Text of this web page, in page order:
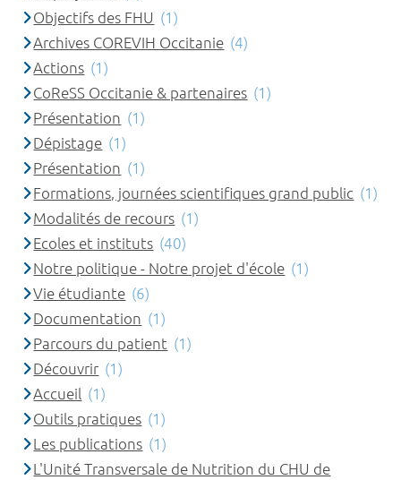
Objectifs des FHU (1)
Archives COREVIH Occitanie (4)
Actions (1)
CoReSS Occitanie & partenaires (1)
Présentation (1)
Dépistage (1)
Présentation (1)
Formations, journées scientifiques grand public (1)
Modalités de recours (1)
Ecoles et instituts (40)
Notre politique - Notre projet d'école (1)
Vie étudiante (6)
Documentation (1)
Parcours du patient (1)
Découvrir (1)
Accueil (1)
Outils pratiques (1)
Les publications (1)
L'Unité Transversale de Nutrition du CHU de